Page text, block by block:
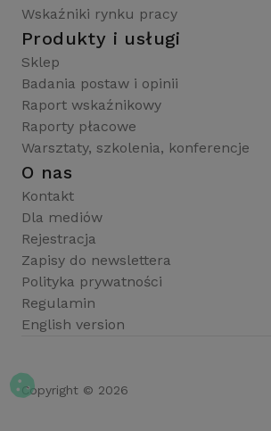
Wskaźniki rynku pracy
Produkty i usługi
Sklep
Badania postaw i opinii
Raport wskaźnikowy
Raporty płacowe
Warsztaty, szkolenia, konferencje
O nas
Kontakt
Dla mediów
Rejestracja
Zapisy do newslettera
Polityka prywatności
Regulamin
English version
Copyright © 2026